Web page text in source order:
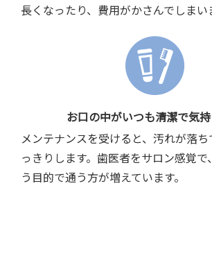
長くなったり、費用がかさんでしまい
お口の中がいつも清潔で気
メンテナンスを受けると、汚れが落
っきりします。歯医者をサロン感覚
う目的で通う方が増えています。